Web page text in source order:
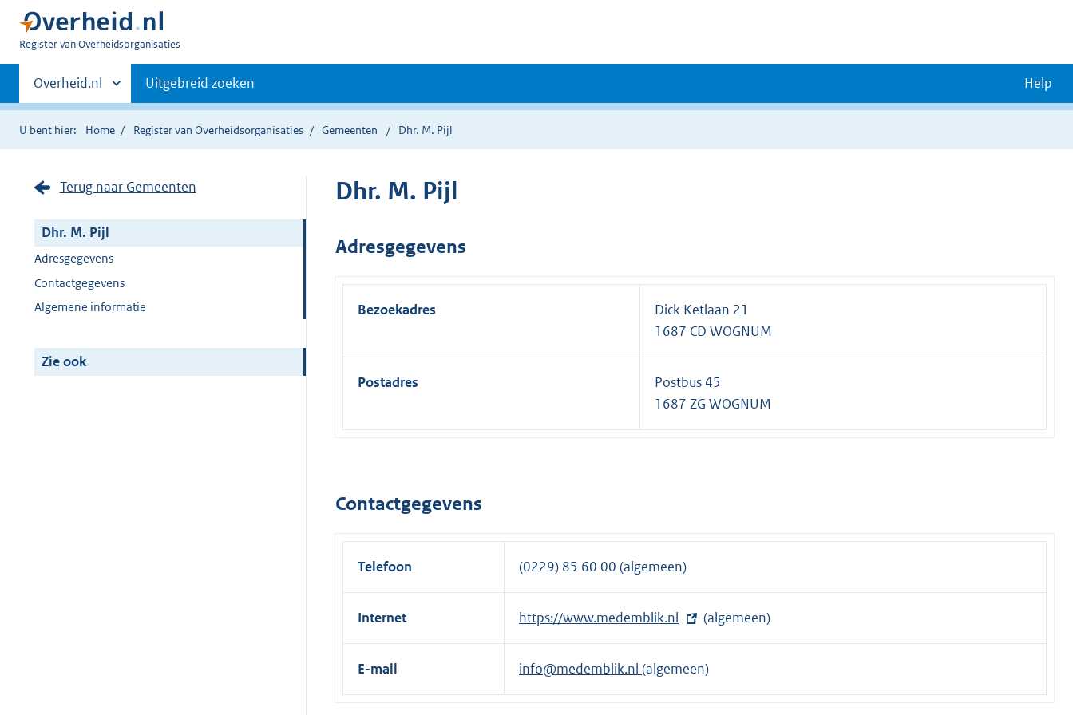
U
Register van Overheidsorganisaties
Primaire
navigatie
Andere
sites
binnen
Overheid.nl Uitgebreid zoeken Help
U bent hier: Home Register van Overheidsorganisaties Gemeenten Dhr. M. Pijl
Terug naar Gemeenten
Dhr. M. Pijl
Adresgegevens
Contactgegevens
Algemene informatie
Zie ook
Dhr. M. Pijl
Adresgegevens
Bezoekadres
Dick Ketlaan 21
1687 CD WOGNUM
Postadres
Postbus 45
1687 ZG WOGNUM
Contactgegevens
Telefoon (0229) 85 60 00 (algemeen)
Internet
E
x
t
r
https://www.medemblik.nl (algemeen)
E-mail info@medemblik.nl (algemeen)